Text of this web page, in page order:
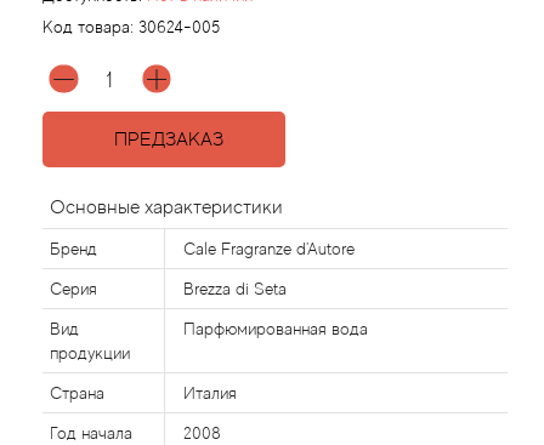
Код товара: 30624-005
ПРЕДЗАКАЗ
Основные характеристики
Бренд Cale Fragranze d'Autore
Серия Brezza di Seta
Вид
продукции
Парфюмированная вода
Страна Италия
Год начала
2008
Agonist
Aigner
Ajmal
Al Haramain
Al Jazeera
Alaia Paris